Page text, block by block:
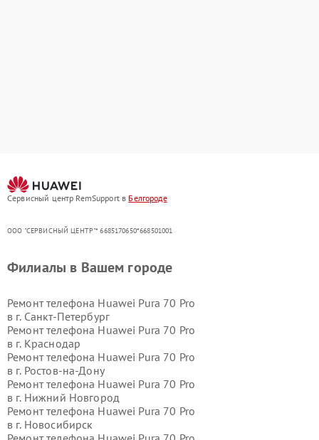
Сервисный центр RemSupport в Белгороде
ООО "СЕРВИСНЫЙ ЦЕНТР"* 6685170650*668501001
Филиалы в Вашем городе
Ремонт телефона Huawei Pura 70 Pro
в г. Санкт-Петербург
Ремонт телефона Huawei Pura 70 Pro
в г. Краснодар
Ремонт телефона Huawei Pura 70 Pro
в г. Ростов-на-Дону
Ремонт телефона Huawei Pura 70 Pro
в г. Нижний Новгород
Ремонт телефона Huawei Pura 70 Pro
в г. Новосибирск